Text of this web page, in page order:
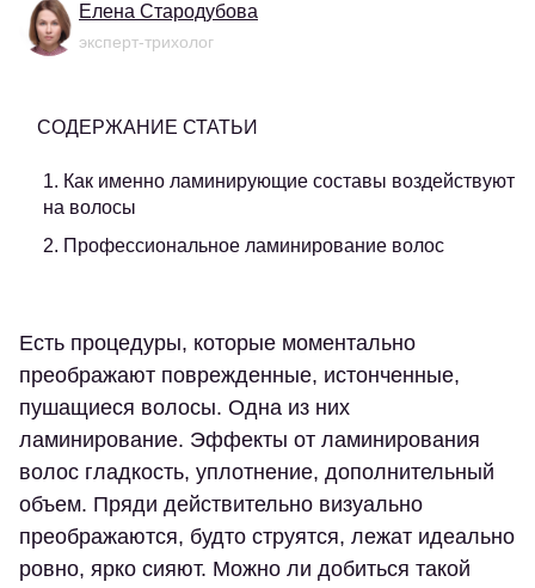
Елена Стародубова
эксперт-трихолог
СОДЕРЖАНИЕ СТАТЬИ
1. Как именно ламинирующие составы воздействуют
на волосы
2. Профессиональное ламинирование волос
Есть процедуры, которые моментально
преображают поврежденные, истонченные,
пушащиеся волосы. Одна из них
ламинирование. Эффекты от ламинирования
волос гладкость, уплотнение, дополнительный
объем. Пряди действительно визуально
преображаются, будто струятся, лежат идеально
ровно, ярко сияют. Можно ли добиться такой